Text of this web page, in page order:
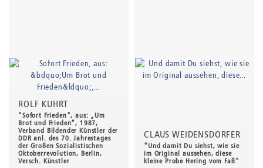
ROLF KUHRT
"Sofort Frieden", aus: „Um
Brot und Frieden“, 1987,
Verband Bildender Künstler der
DDR anl. des 70. Jahrestages
der Großen Sozialistischen
Oktoberrevolution, Berlin,
Versch. Künstler
CLAUS WEIDENSDORFER
"Und damit Du siehst, wie sie
im Original aussehen, diese
kleine Probe Hering vom Faß"